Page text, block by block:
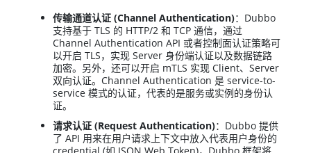
传输通道认证 (Channel Authentication)：Dubbo
支持基于 TLS 的 HTTP/2 和 TCP 通信，通过
Channel Authentication API 或者控制面认证策略可
以开启 TLS，实现 Server 身份端认证以及数据链路
加密。另外，还可以开启 mTLS 实现 Client、Server
双向认证。Channel Authentication 是 service-to-
service 模式的认证，代表的是服务或实例的身份认
证。
请求认证 (Request Authentication)：Dubbo 提供
了 API 用来在用户请求上下文中放入代表用户身份的